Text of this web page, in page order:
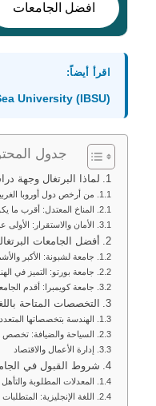
افضل الجامعات
اقرأ أيضاً:
University (IBSU)
جدول
لماذا البرتغال وجهة
من أرخص دول أوروبا
المناخ المعتدل: أقرب ما
الأمان والاستقرار: الأولى
أفضل الجامعات
جامعة لشبونة: الأكبر
جامعة بورتو: التميز في
جامعة كويمبرا: أقدم
التخصصات المتاحة
الهندسة بتخصصاتها
السياحة والضيافة: تخصص
إدارة الأعمال والاقتصاد
شروط القبول في
المعدلات المطلوبة والتأهل
اللغة الإنجليزية: المتطلبات